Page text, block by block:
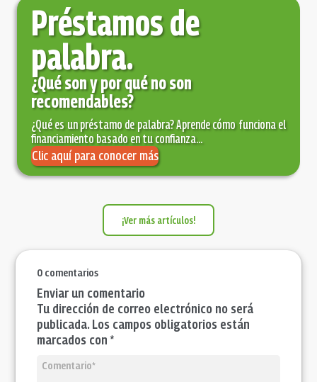
Préstamos de
palabra.
¿Qué son y por qué no son
recomendables?
¿Qué es un préstamo de palabra? Aprende cómo funciona el
financiamiento basado en tu confianza...
Clic aquí para conocer más
¡Ver más artículos!
0 comentarios
Enviar un comentario
Tu dirección de correo electrónico no será
publicada. Los campos obligatorios están
marcados con *